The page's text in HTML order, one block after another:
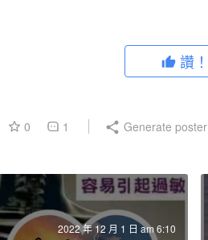
讚！
0 1 Generate poster
2022 年 12 月 1 日 am 6:10